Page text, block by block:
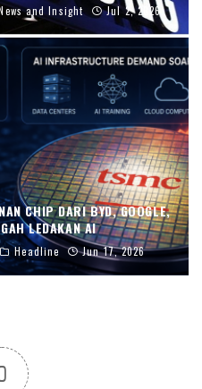
and Insight Jul 2, 2026
CHIP DARI BYD, GOOGLE,
LEDAKAN AI
Headline Jun 17, 2026